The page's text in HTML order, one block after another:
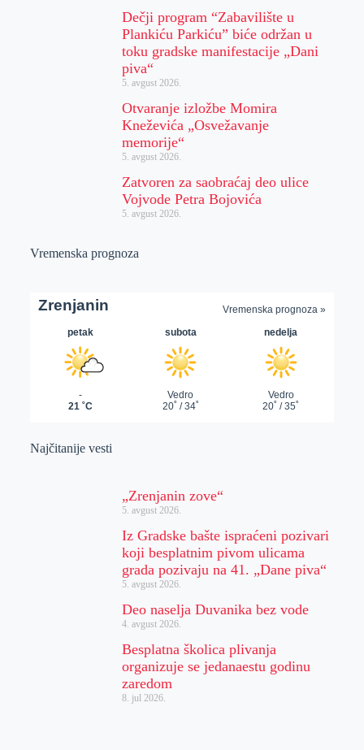
Dečji program “Zabavilište u
Plankiću Parkiću” biće održan u
toku gradske manifestacije „Dani
piva“
5. avgust 2026.
Otvaranje izložbe Momira
Kneževića „Osvežavanje
memorije“
5. avgust 2026.
Zatvoren za saobraćaj deo ulice
Vojvode Petra Bojovića
5. avgust 2026.
Vremenska prognoza
Najčitanije vesti
„Zrenjanin zove“
5. avgust 2026.
Iz Gradske bašte ispraćeni pozivari
koji besplatnim pivom ulicama
grada pozivaju na 41. „Dane piva“
5. avgust 2026.
Deo naselja Duvanika bez vode
4. avgust 2026.
Besplatna školica plivanja
organizuje se jedanaestu godinu
zaredom
8. jul 2026.